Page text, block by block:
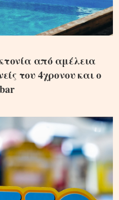
από αμέλεια
του 4χρονου και ο